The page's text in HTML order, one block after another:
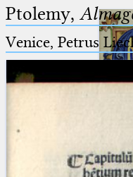
Arabus
Ptolemy,
Venice, Petrus